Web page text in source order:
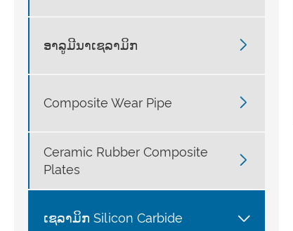
ອາລູມີນາເຊລາມິກ 
Composite Wear Pipe 
Ceramic Rubber Composite
Plates

ເຊລາມິກ Silicon Carbide 